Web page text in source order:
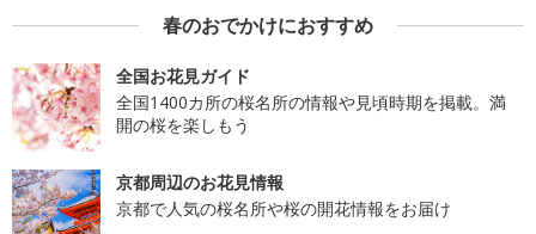
春のおでかけにおすすめ
全国お花見ガイド
全国1400カ所の桜名所の情報や見頃時期を掲載。満
開の桜を楽しもう
京都周辺のお花見情報
京都で人気の桜名所や桜の開花情報をお届け